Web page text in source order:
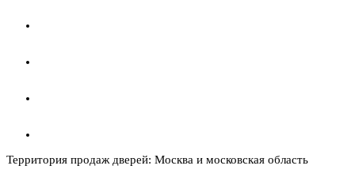
Территория продаж дверей: Москва и московская область